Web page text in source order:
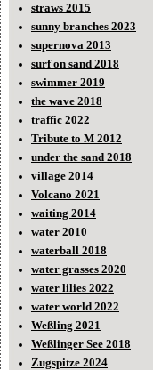
straws 2015
sunny branches 2023
supernova 2013
surf on sand 2018
swimmer 2019
the wave 2018
traffic 2022
Tribute to M 2012
under the sand 2018
village 2014
Volcano 2021
waiting 2014
water 2010
waterball 2018
water grasses 2020
water lilies 2022
water world 2022
Weßling 2021
Weßlinger See 2018
Zugspitze 2024